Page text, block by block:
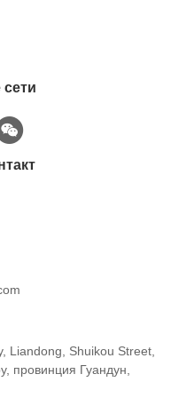
Liandong, Shuikou Street,
провинция Гуандун,